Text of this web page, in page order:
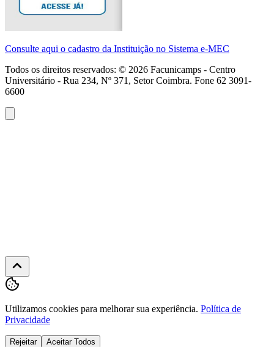
Consulte aqui o cadastro da Instituição no Sistema e-MEC
Todos os direitos reservados: © 2026 Facunicamps - Centro
Universitário - Rua 234, Nº 371, Setor Coimbra. Fone 62 3091-
6600
Utilizamos cookies para melhorar sua experiência. Política de
Privacidade
Rejeitar Aceitar Todos